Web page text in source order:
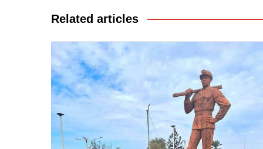
l’article
Related articles